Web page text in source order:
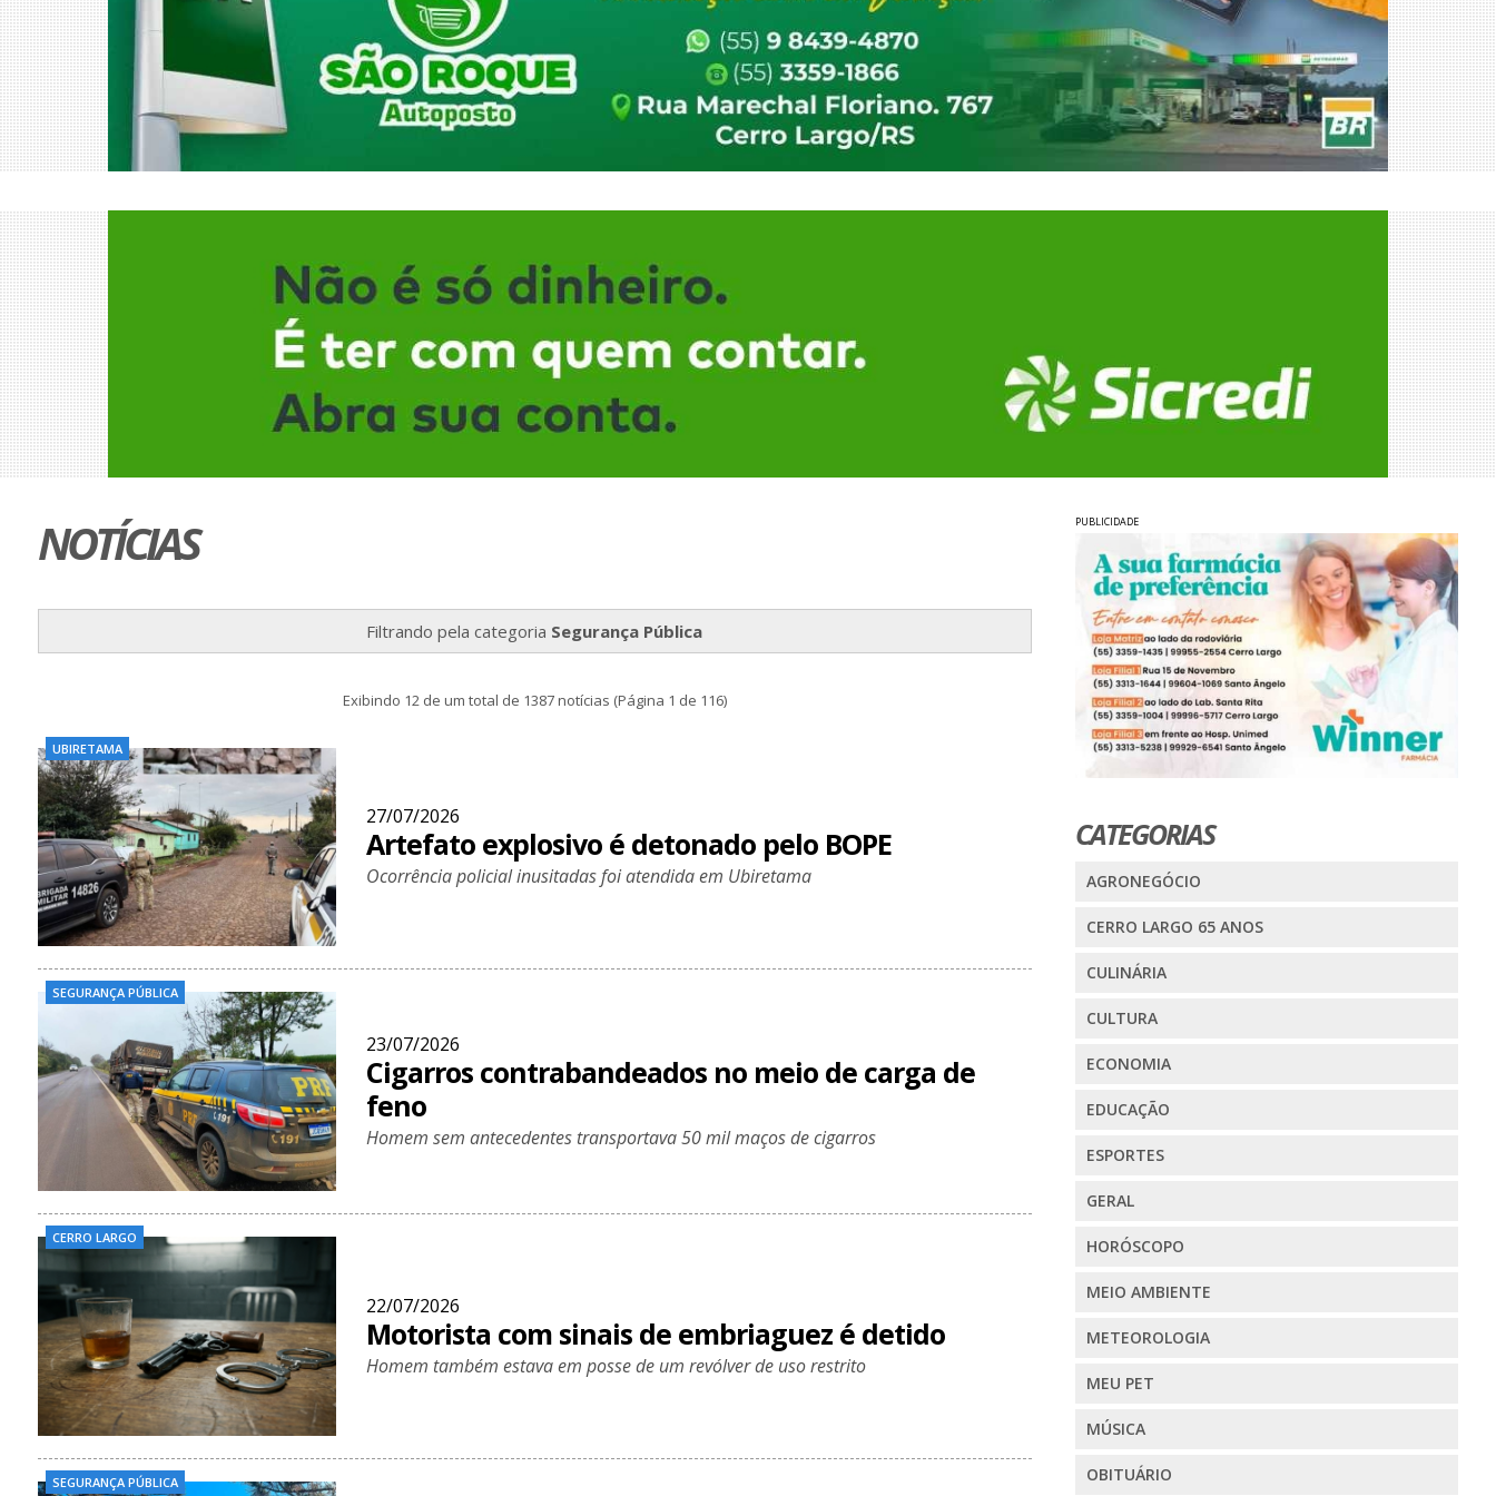
NOTÍCIAS
Filtrando pela categoria Segurança Pública
Exibindo 12 de um total de 1387 notícias (Página 1 de 116)
UBIRETAMA
27/07/2026
Artefato explosivo é detonado pelo BOPE
Ocorrência policial inusitadas foi atendida em Ubiretama
SEGURANÇA PÚBLICA
23/07/2026
Cigarros contrabandeados no meio de carga de
feno
Homem sem antecedentes transportava 50 mil maços de cigarros
CERRO LARGO
22/07/2026
Motorista com sinais de embriaguez é detido
Homem também estava em posse de um revólver de uso restrito
SEGURANÇA PÚBLICA
PUBLICIDADE
CATEGORIAS
AGRONEGÓCIO
CERRO LARGO 65 ANOS
CULINÁRIA
CULTURA
ECONOMIA
EDUCAÇÃO
ESPORTES
GERAL
HORÓSCOPO
MEIO AMBIENTE
METEOROLOGIA
MEU PET
MÚSICA
OBITUÁRIO